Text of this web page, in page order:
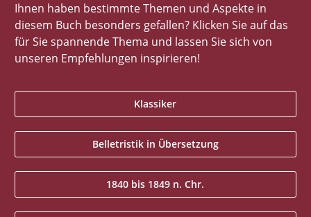
Ihnen haben bestimmte Themen und Aspekte in
diesem Buch besonders gefallen? Klicken Sie auf das
für Sie spannende Thema und lassen Sie sich von
unseren Empfehlungen inspirieren!
Klassiker
Belletristik in Übersetzung
1840 bis 1849 n. Chr.